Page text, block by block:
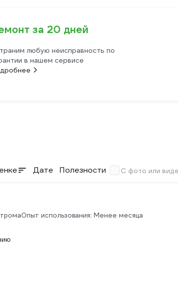
за 20 дней
любую неисправность по
в нашем сервисе
Дате Полезности С фото или
Опыт использования: Менее месяца